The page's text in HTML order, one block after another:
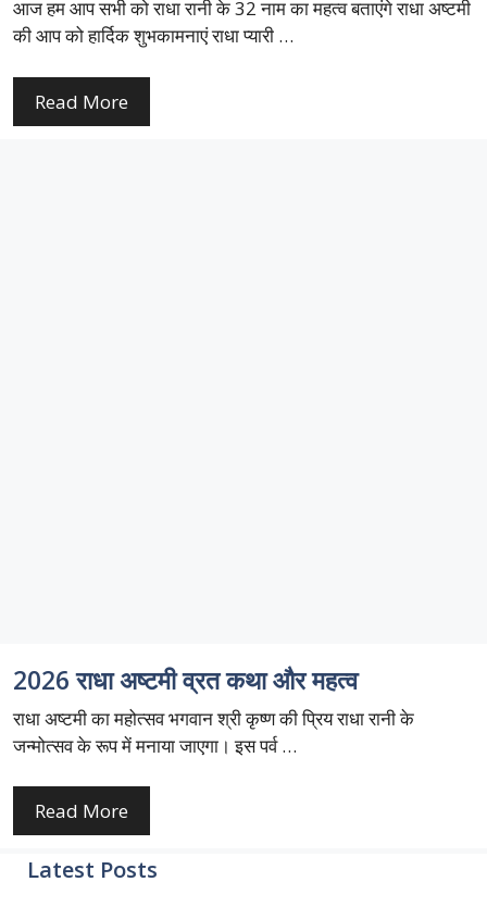
आज हम आप सभी को राधा रानी के 32 नाम का महत्व बताएंगे राधा अष्टमी
की आप को हार्दिक शुभकामनाएं राधा प्यारी …
Read More
2026 राधा अष्टमी व्रत कथा और महत्व
राधा अष्टमी का महोत्सव भगवान श्री कृष्ण की प्रिय राधा रानी के
जन्मोत्सव के रूप में मनाया जाएगा। इस पर्व …
Read More
Latest Posts